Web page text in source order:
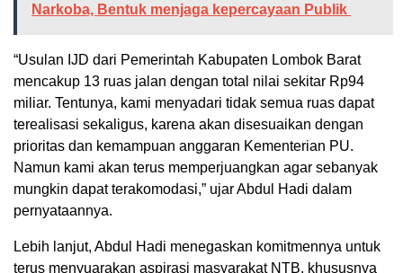
Narkoba, Bentuk menjaga kepercayaan Publik
“Usulan IJD dari Pemerintah Kabupaten Lombok Barat
mencakup 13 ruas jalan dengan total nilai sekitar Rp94
miliar. Tentunya, kami menyadari tidak semua ruas dapat
terealisasi sekaligus, karena akan disesuaikan dengan
prioritas dan kemampuan anggaran Kementerian PU.
Namun kami akan terus memperjuangkan agar sebanyak
mungkin dapat terakomodasi,” ujar Abdul Hadi dalam
pernyataannya.
Lebih lanjut, Abdul Hadi menegaskan komitmennya untuk
terus menyuarakan aspirasi masyarakat NTB, khususnya